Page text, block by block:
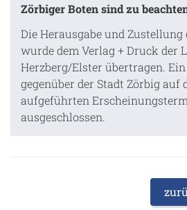
Zörbiger Boten sind zu
Die Herausgabe und Zustellung
wurde dem Verlag + Druck der
Herzberg/Elster übertragen.
gegenüber der Stadt Zörbig auf
aufgeführten
ausgeschlossen.